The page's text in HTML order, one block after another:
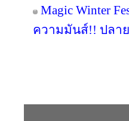
Magic Winter
ความมันส์!! ปลาย